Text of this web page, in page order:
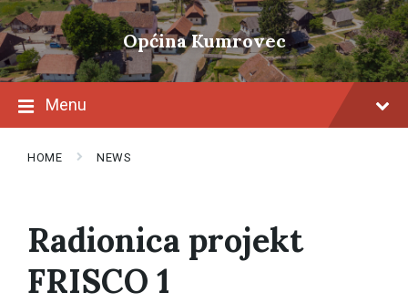
Skip
to
content
Skip
to
main
navigation
Skip
to
footer
Općina Kumrovec
Menu
HOME NEWS
Radionica projekt
FRISCO 1